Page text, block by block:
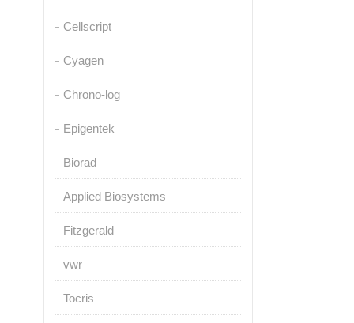
Cellscript
Cyagen
Chrono-log
Epigentek
Biorad
Applied Biosystems
Fitzgerald
vwr
Tocris